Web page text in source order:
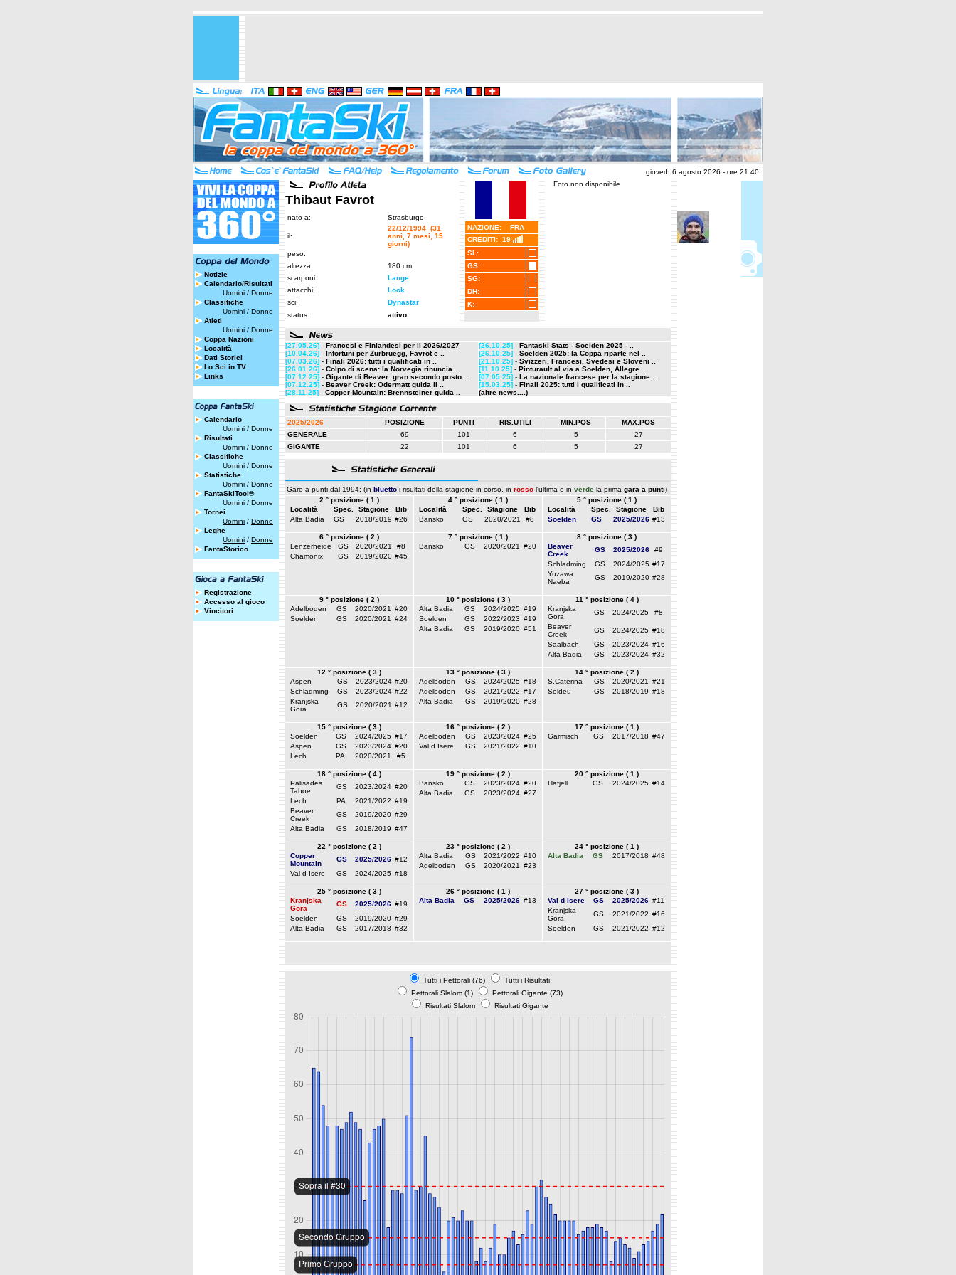
giovedì 6 agosto 2026 - ore 21:40
Notizie
Calendario/Risultati
Uomini / Donne
Classifiche
Uomini / Donne
Atleti
Uomini / Donne
Coppa Nazioni
Località
Dati Storici
Lo Sci in TV
Links
Calendario
Uomini / Donne
Risultati
Uomini / Donne
Classifiche
Uomini / Donne
Statistiche
Uomini / Donne
FantaSkiTool®
Uomini / Donne
Tornei
Uomini / Donne
Leghe
Uomini / Donne
FantaStorico
Registrazione
Accesso al gioco
Vincitori
Thibaut Favrot
nato a: Strasburgo
il:
22/12/1994 (31
anni, 7 mesi, 15
giorni)
peso:
altezza:
180 cm.
scarponi:
Lange
attacchi:
Look
sci:
Dynastar
status:
attivo
NAZIONE: FRA
CREDITI: 19
SL:
GS:
SG:
DH:
K:
Foto non disponibile
[27.05.26] - Francesi e Finlandesi per il 2026/2027
[10.04.26] - Infortuni per Zurbruegg, Favrot e ..
[07.03.26] - Finali 2026: tutti i qualificati in ..
[26.01.26] - Colpo di scena: la Norvegia rinuncia ..
[07.12.25] - Gigante di Beaver: gran secondo posto ..
[07.12.25] - Beaver Creek: Odermatt guida il ..
[28.11.25] - Copper Mountain: Brennsteiner guida ..
[26.10.25] - Fantaski Stats - Soelden 2025 - ..
[26.10.25] - Soelden 2025: la Coppa riparte nel ..
[21.10.25] - Svizzeri, Francesi, Svedesi e Sloveni ..
[11.10.25] - Pinturault al via a Soelden, Allegre ..
[07.05.25] - La nazionale francese per la stagione ..
[15.03.25] - Finali 2025: tutti i qualificati in ..
(altre news....)
2025/2026 POSIZIONE PUNTI RIS.UTILI MIN.POS
MAX.POS
GENERALE
69 101 6 5
27
GIGANTE
22 101 6 5 27
Gare a punti dal 1994: (in bluetto i risultati della stagione in corso, in rosso l'ultima e in verde la prima gara a punti)
2 ° posizione ( 1 )
Località
Spec. Stagione
Bib
Alta Badia
GS 2018/2019 #26
4 ° posizione ( 1 )
Località
Spec. Stagione
Bib
Bansko
GS 2020/2021 #8
5 ° posizione ( 1 )
Località
Spec. Stagione
Bib
Soelden
GS 2025/2026 #13
6 ° posizione ( 2 )
Lenzerheide
GS 2020/2021
#8
Chamonix
GS 2019/2020 #45
7 ° posizione ( 1 )
Bansko
GS 2020/2021 #20
8 ° posizione ( 3 )
Beaver
Creek
GS 2025/2026
#9
Schladming
GS 2024/2025 #17
Yuzawa
Naeba
GS 2019/2020 #28
9 ° posizione ( 2 )
Adelboden
GS 2020/2021
#20
Soelden
GS 2020/2021 #24
10 ° posizione ( 3 )
Alta Badia
GS 2024/2025 #19
Soelden
GS 2022/2023 #19
Alta Badia
GS 2019/2020 #51
11 ° posizione ( 4 )
Kranjska
Gora
GS 2024/2025
#8
Beaver
Creek
GS 2024/2025 #18
Saalbach
GS 2023/2024 #16
Alta Badia
GS 2023/2024 #32
12 ° posizione ( 3 )
Aspen
GS 2023/2024 #20
Schladming
GS 2023/2024 #22
Kranjska
Gora
GS 2020/2021 #12
13 ° posizione ( 3 )
Adelboden
GS 2024/2025 #18
Adelboden
GS 2021/2022 #17
Alta Badia
GS 2019/2020 #28
14 ° posizione ( 2 )
S.Caterina
GS 2020/2021
#21
Soldeu
GS 2018/2019 #18
15 ° posizione ( 3 )
Soelden
GS 2024/2025 #17
Aspen
GS 2023/2024 #20
Lech
PA 2020/2021 #5
16 ° posizione ( 2 )
Adelboden
GS 2023/2024 #25
Val d Isere
GS 2021/2022 #10
17 ° posizione ( 1 )
Garmisch
GS 2017/2018 #47
18 ° posizione ( 4 )
Palisades
Tahoe
GS 2023/2024 #20
Lech
PA 2021/2022 #19
Beaver
Creek
GS 2019/2020 #29
Alta Badia
GS 2018/2019 #47
19 ° posizione ( 2 )
Bansko
GS 2023/2024 #20
Alta Badia
GS 2023/2024 #27
20 ° posizione ( 1 )
Hafjell
GS 2024/2025 #14
22 ° posizione ( 2 )
Copper
Mountain
GS 2025/2026 #12
Val d Isere
GS 2024/2025 #18
23 ° posizione ( 2 )
Alta Badia
GS 2021/2022 #10
Adelboden
GS 2020/2021 #23
24 ° posizione ( 1 )
Alta Badia
GS 2017/2018 #48
25 ° posizione ( 3 )
Kranjska
Gora
GS 2025/2026 #19
Soelden
GS 2019/2020 #29
Alta Badia
GS 2017/2018 #32
26 ° posizione ( 1 )
Alta Badia
GS 2025/2026 #13
27 ° posizione ( 3 )
Val d Isere
GS 2025/2026 #11
Kranjska
Gora
GS 2021/2022 #16
Soelden
GS 2021/2022 #12
Tutti i Pettorali (76)
Tutti i Risultati
Pettorali Slalom (1)
Pettorali Gigante (73)
Risultati Slalom
Risultati Gigante